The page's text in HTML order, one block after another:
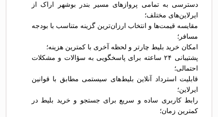
دسترسی به تمامی پروازهای مسیر بندر بوشهر اراک از
ایرلاین‌های مختلف؛
مقایسه قیمت‌ها و انتخاب ارزان‌ترین گزینه متناسب با بودجه
مسافر؛
امکان خرید بلیط چارتر و لحظه آخری با کمترین هزینه؛
پشتیبانی ۲۴ ساعته برای پاسخگویی به سؤالات و مشکلات
احتمالی؛
قابلیت استرداد آنلاین بلیط‌های سیستمی مطابق با قوانین
ایرلاین؛
رابط کاربری ساده و سریع برای جستجو و خرید بلیط در
کمترین زمان؛